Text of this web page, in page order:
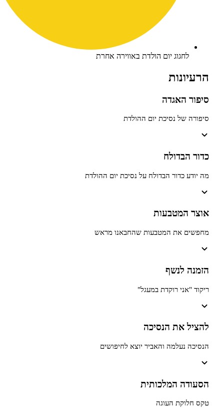
יום הולדת באווירה אחרת
האגדה
של נסיכת יום ההולדת
כדור הבדולח על נסיכת יום ההולדת
את המטבעות שהחבאנו מראש
לנשף
רוקדת במעגל"
את הנסיכה
והאביר יוצא לחיפושים
המלכותית
העוגה